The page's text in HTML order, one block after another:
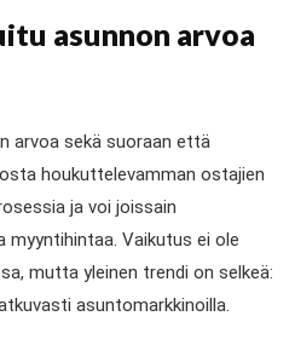
asunnon arvoa
arvoa sekä suoraan että
houkuttelevamman ostajien
ja voi joissain
Vaikutus ei ole
mutta yleinen trendi on selkeä:
asuntomarkkinoilla.